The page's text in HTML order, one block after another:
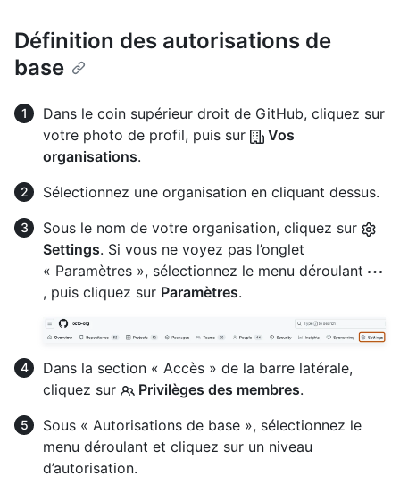
Définition des autorisations de
base
Dans le coin supérieur droit de GitHub, cliquez sur
votre photo de profil, puis sur
Vos
organisations.
Sélectionnez une organisation en cliquant dessus.
Sous le nom de votre organisation, cliquez sur
Settings. Si vous ne voyez pas l’onglet
« Paramètres », sélectionnez le menu déroulant
, puis cliquez sur Paramètres.
Dans la section « Accès » de la barre latérale,
cliquez sur
Privilèges des membres.
Sous « Autorisations de base », sélectionnez le
menu déroulant et cliquez sur un niveau
d’autorisation.